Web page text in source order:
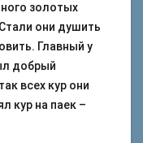
золотых
они душить
Главный у
добрый
всех кур они
кур на паек –